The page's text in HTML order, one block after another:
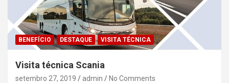
BENEFÍCIO DESTAQUE VISITA TÉCNICA
Visita técnica Scania
setembro 27, 2019 admin No Comments